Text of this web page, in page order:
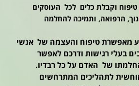
וקבלת כלים לכל העוסקים
הרפואה, ותמיכה להחלמה
מאפשרת טיפוח והעצמה של אנשי
בעלי רגישות ודרכם לאפשר
של האדם על כל רבדיו.
לתהליכים המתרחשים